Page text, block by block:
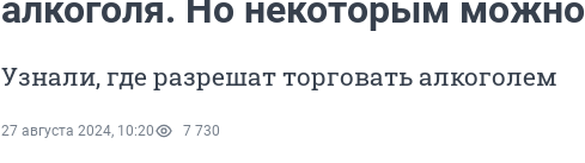
алкоголя. Но некоторым можно
Узнали, где разрешат торговать алкоголем
27 августа 2024, 10:20 7 730